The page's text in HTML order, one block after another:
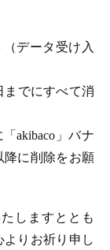
（データ受け入
までにすべて消
akibaco」バナ
降に削除をお願
しますととも
りお祈り申し